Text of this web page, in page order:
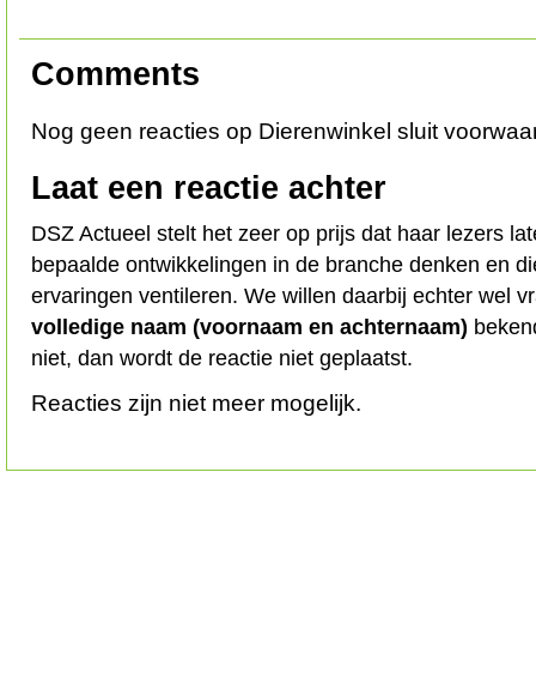
Comments
Nog geen reacties op Dierenwinkel sluit
Laat een reactie achter
DSZ Actueel stelt het zeer op prijs dat haar lezers
bepaalde ontwikkelingen in de branche denken en
ervaringen ventileren. We willen daarbij echter wel
volledige naam (voornaam en achternaam)
niet, dan wordt de reactie niet geplaatst.
Reacties zijn niet meer mogelijk.